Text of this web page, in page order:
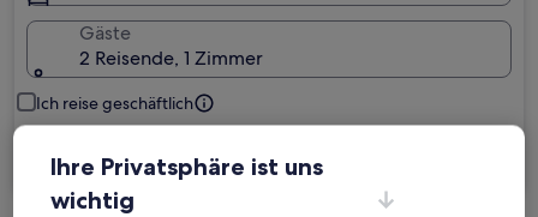
Gäste
2 Reisende, 1 Zimmer
Ich reise geschäftlich
Suchen
Ihre Privatsphäre ist uns
wichtig